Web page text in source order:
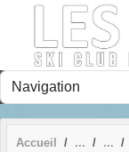
Accueil
Panneau de